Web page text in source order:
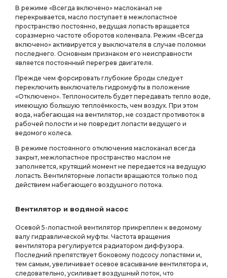
В режиме «Всегда включено» маслоканал не
перекрывается, масло поступает в межлопастное
пространство постоянно, ведущая лопасть вращается
соразмерно частоте оборотов коленвала. Режим «Всегда
включено» активируется у выключателя в случае поломки
последнего. Основным признаком его неисправности
является постоянный перегрев двигателя.
Прежде чем форсировать глубокие броды следует
переключить выключатель гидромуфты в положение
«Отключено». Теплоноситель будет передавать тепло воде,
имеющую большую теплоёмкость, чем воздух. При этом
вода, набегающая на вентилятор, не создаст противоток в
рабочей полости и не повредит лопасти ведущего и
ведомого колеса.
В режиме постоянного отключения маслоканал всегда
закрыт, межлопастное пространство маслом не
заполняется, крутящий момент не передается на ведущую
лопасть. Вентиляторные лопасти вращаются только под
действием набегающего воздушного потока.
Вентилятор и водяной насос
Осевой 5-лопастной вентилятор прикреплен к ведомому
валу гидравлической муфты. Частота вращения
вентилятора регулируется радиатором диффузора.
Последний препятствует боковому подсосу лопастями и,
тем самым, увеличивает осевое всасывание вентилятора и,
следовательно, усиливает воздушный поток, что